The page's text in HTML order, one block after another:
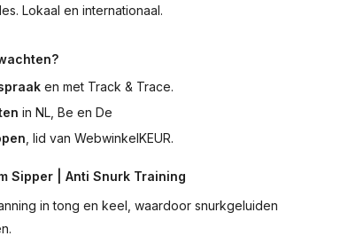
Lokaal en internationaal.
en met Track & Trace.
in NL, Be en De
, lid van WebwinkelKEUR.
Sipper | Anti Snurk Training
in tong en keel, waardoor snurkgeluiden